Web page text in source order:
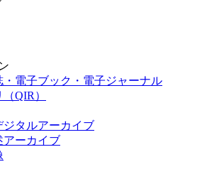
・電子ブック・電子ジャーナル
QIR）
ジタルアーカイブ
アーカイブ